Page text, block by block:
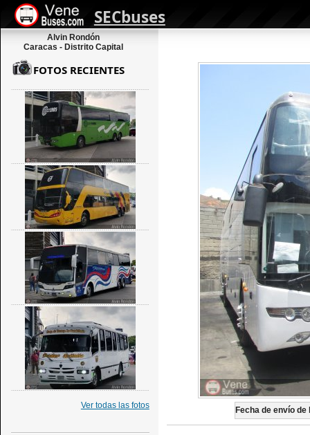
SECbuses
Alvin Rondón
Caracas - Distrito Capital
Fecha de envío de
FOTOS RECIENTES
Ver todas las fotos